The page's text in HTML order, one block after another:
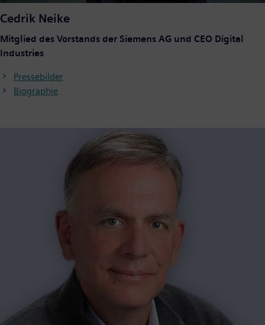
Cedrik Neike
Mitglied des Vorstands der Siemens AG und CEO Digital
Industries
Pressebilder
Biographie